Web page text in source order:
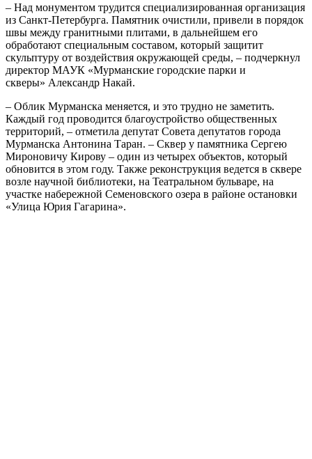
– Над монументом трудится специализированная организация
из Санкт-Петербурга. Памятник очистили, привели в порядок
швы между гранитными плитами, в дальнейшем его
обработают специальным составом, который защитит
скульптуру от воздействия окружающей среды, – подчеркнул
директор МАУК «Мурманские городские парки и
скверы» Александр Накай.
– Облик Мурманска меняется, и это трудно не заметить.
Каждый год проводится благоустройство общественных
территорий, – отметила депутат Совета депутатов города
Мурманска Антонина Таран. – Сквер у памятника Сергею
Мироновичу Кирову – один из четырех объектов, который
обновится в этом году. Также реконструкция ведется в сквере
возле научной библиотеки, на Театральном бульваре, на
участке набережной Семеновского озера в районе остановки
«Улица Юрия Гагарина».